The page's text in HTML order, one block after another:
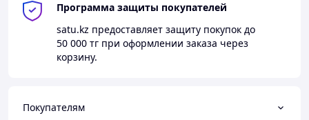
Программа защиты покупателей
satu.kz предоставляет защиту покупок до
50 000 тг при оформлении заказа через
корзину.
Покупателям